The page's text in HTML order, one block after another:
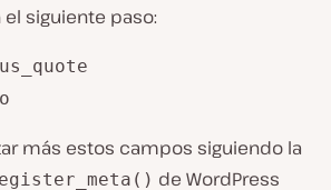
siguiente paso:
más estos campos siguiendo la
de WordPress